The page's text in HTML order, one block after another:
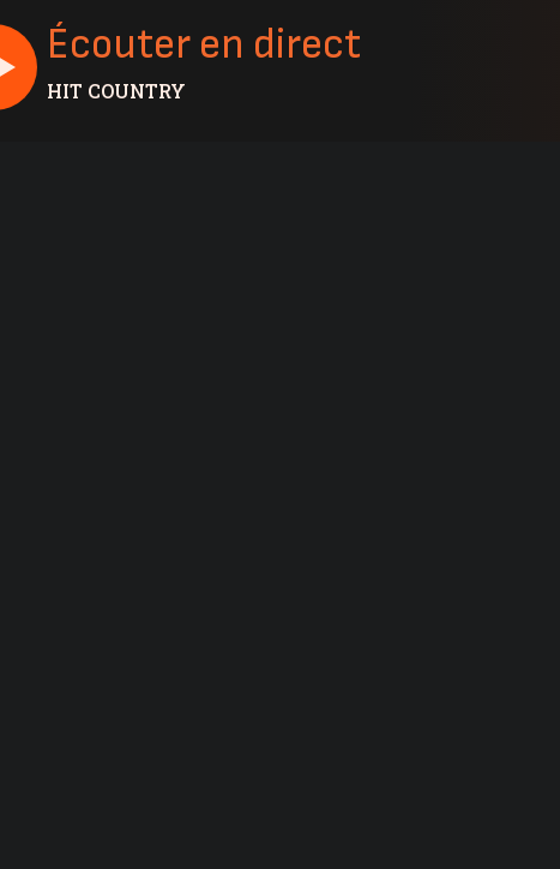
Écouter en direct
HIT COUNTRY